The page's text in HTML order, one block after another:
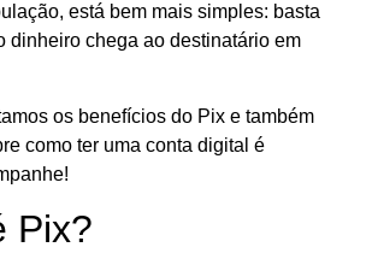
está bem mais simples: basta
dinheiro chega ao destinatário em
os benefícios do Pix e também
como ter uma conta digital é
Pix?